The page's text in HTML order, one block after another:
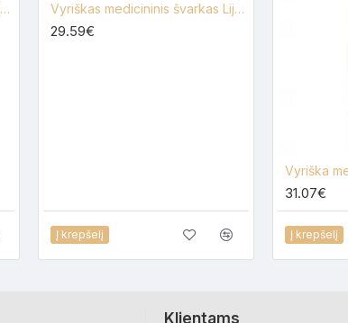
Vyriškas medicininis švarkas Lija VYR-1 Vyriškas medicininis švarkas Lija VYR-1-ST
29.59€
Į krepšelį
31.07€
Į krepšelį
Klientams